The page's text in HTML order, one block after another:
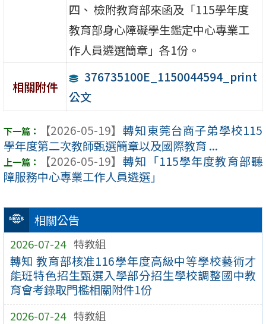
相關公告
2026-07-24 特教組
轉知 教育部核准116學年度高級中等學校藝術才
能班特色招生甄選入學部分招生學校調整國中教
育會考錄取門檻相關附件1份
2026-07-24 特教組
四、 檢附教育部來函及「115學年度
教育部身心障礙學生鑑定中心專業工
作人員遴選簡章」各1份。
相關附件
376735100E_1150044594_print
公文
【2026-05-19】 轉知東莞台商子弟學校115
學年度第二次教師甄選簡章以及國際教育 ...
【2026-05-19】 轉知「115學年度教育部聽
障服務中心專業工作人員遴選」